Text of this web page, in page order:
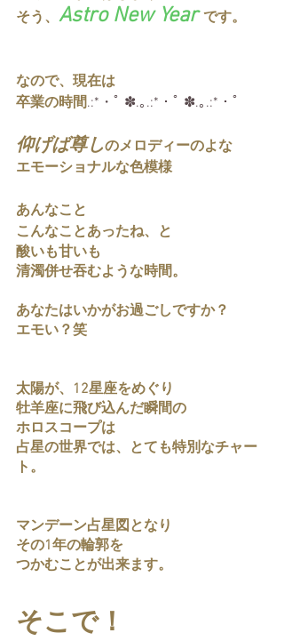
そう、 Astro New Year です。
なので、現在は
卒業の時間.:*・ﾟ ✽.｡.:*・ﾟ ✽.｡.:*・ﾟ
仰げば尊しのメロディーのよな
エモーショナルな色模様
あんなこと
こんなことあったね、と
酸いも甘いも
清濁併せ吞むような時間。
あなたはいかがお過ごしですか？
エモい？笑
太陽が、12星座をめぐり
牡羊座に飛び込んだ瞬間の
ホロスコープは
占星の世界では、とても特別なチャー
ト。
マンデーン占星図となり
その1年の輪郭を
つかむことが出来ます。
そこで！